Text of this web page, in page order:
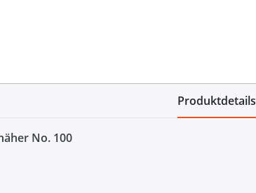
Produktdetails
No. 100